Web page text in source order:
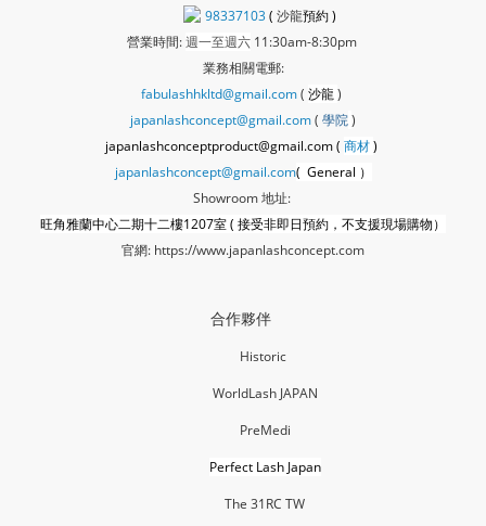
98337103( 沙龍預約 )
營業時間:週一至週六11:30am-8:30pm
業務相關電郵:
fabulashhkltd@gmail.com( 沙龍)
japanlashconcept@gmail.com( 學院)
japanlashconceptproduct@gmail.com ( 商材)
japanlashconcept@gmail.com( General ）
Showroom 地址:
旺角雅蘭中心二期十二樓1207室 ( 接受非即日預約，不支援現場購物）
官網: https://www.japanlashconcept.com
合作夥伴
Historic
WorldLash JAPAN
PreMedi
Perfect Lash Japan
The 31RC TW